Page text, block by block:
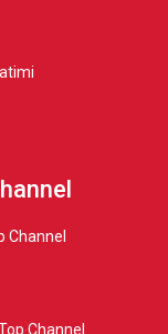
Channel
Channel